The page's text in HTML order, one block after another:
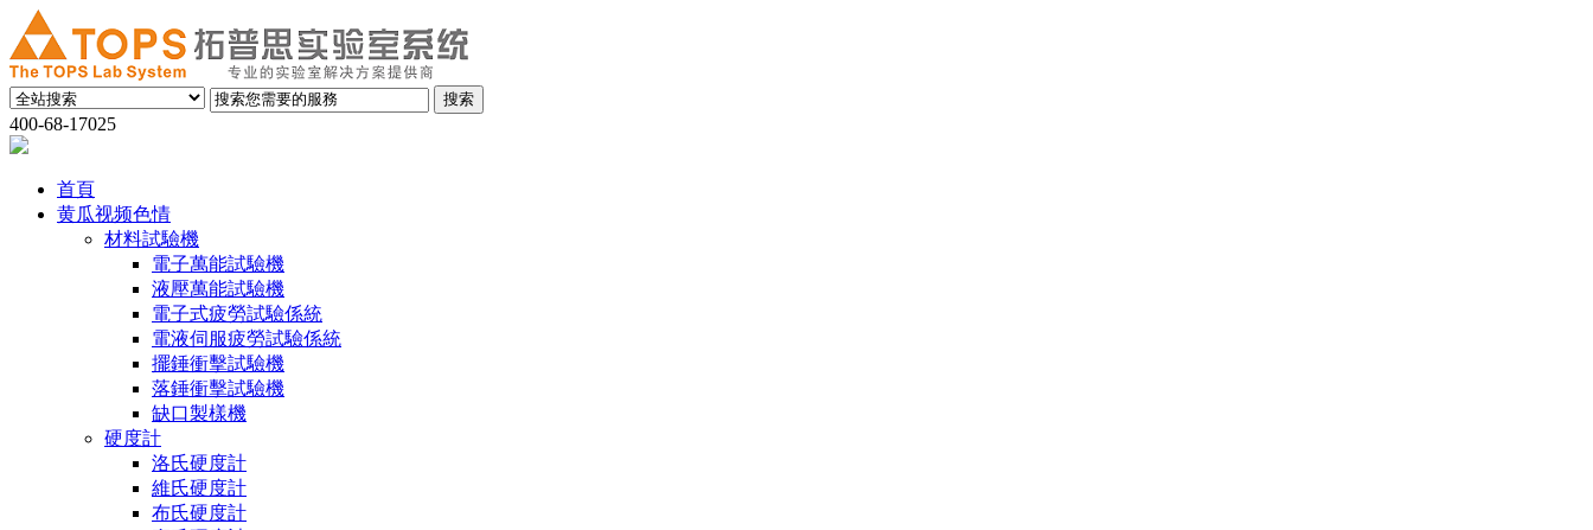
400-68-17025
首頁
黄瓜视频色情
材料試驗機
電子萬能試驗機
液壓萬能試驗機
電子式疲勞試驗係統
電液伺服疲勞試驗係統
擺錘衝擊試驗機
落錘衝擊試驗機
缺口製樣機
硬度計
洛氏硬度計
維氏硬度計
布氏硬度計